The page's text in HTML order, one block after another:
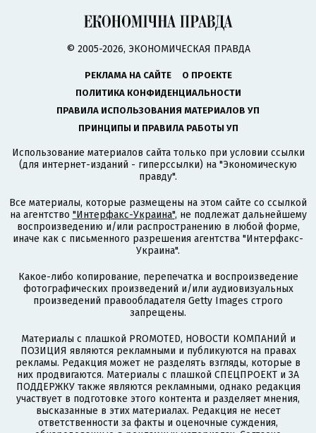
© 2005-2026, ЭКОНОМИЧЕСКАЯ ПРАВДА
РЕКЛАМА НА САЙТЕ
О ПРОЕКТЕ
ПОЛИТИКА КОНФИДЕНЦИАЛЬНОСТИ
ПРАВИЛА ИСПОЛЬЗОВАНИЯ МАТЕРИАЛОВ УП
ПРИНЦИПЫ И ПРАВИЛА РАБОТЫ УП
Использование материалов сайта только при условии ссылки
(для интернет-изданий - гиперссылки) на "Экономическую
правду".
Все материалы, которые размещены на этом сайте со ссылкой
на агентство "Интерфакс-Украина", не подлежат дальнейшему
воспроизведению и/или распространению в любой форме,
иначе как с письменного разрешения агентства "Интерфакс-
Украина".
Какое-либо копирование, перепечатка и воспроизведение
фотографических произведений и/или аудиовизуальных
произведений правообладателя Getty Images строго
запрещены.
Материалы с плашкой PROMOTED, НОВОСТИ КОМПАНИЙ и
ПОЗИЦИЯ являются рекламными и публикуются на правах
рекламы. Редакция может не разделять взгляды, которые в
них продвигаются. Материалы с плашкой СПЕЦПРОЕКТ и ЗА
ПОДДЕРЖКУ также являются рекламными, однако редакция
участвует в подготовке этого контента и разделяет мнения,
высказанные в этих материалах. Редакция не несет
ответственности за факты и оценочные суждения,